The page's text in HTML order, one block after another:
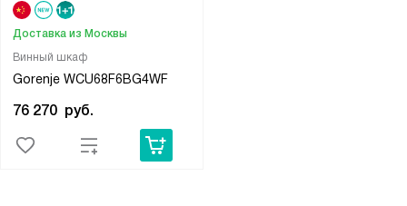
Винный шкаф
Gorenje WCU68F6BG4WF
Доставка из Москвы
76 270 руб.